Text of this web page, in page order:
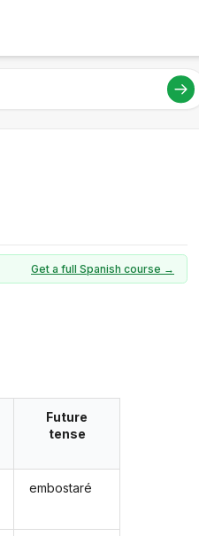
Get a full Spanish course →
Future
tense
embostaré